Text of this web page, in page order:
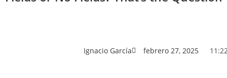
Ignacio García febrero 27, 2025